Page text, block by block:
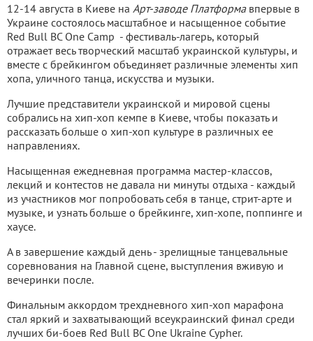
12-14 августа в Киеве на Арт-заводе Платформавпервые в
Украине состоялось масштабное и насыщенное событие
Red Bull BC One Camp - фестиваль-лагерь, который
отражает весь творческий масштаб украинской культуры, и
вместе с брейкингом объединяет различные элементы хип
хопа, уличного танца, искусства и музыки.
Лучшие представители украинской и мировой сцены
собрались на хип-хоп кемпе в Киеве, чтобы показать и
рассказать больше о хип-хоп культуре в различных ее
направлениях.
Насыщенная ежедневная программа мастер-классов,
лекций и контестов не давала ни минуты отдыха - каждый
из участников мог попробовать себя в танце, стрит-арте и
музыке, и узнать больше о брейкинге, хип-хопе, поппинге и
хаусе.
А в завершение каждый день - зрелищные танцевальные
соревнования на Главной сцене, выступления вживую и
вечеринки после.
Финальным аккордом трехдневного хип-хоп марафона
стал яркий и захватывающий всеукраинский финал среди
лучших би-боев Red Bull BC One Ukraine Cypher.